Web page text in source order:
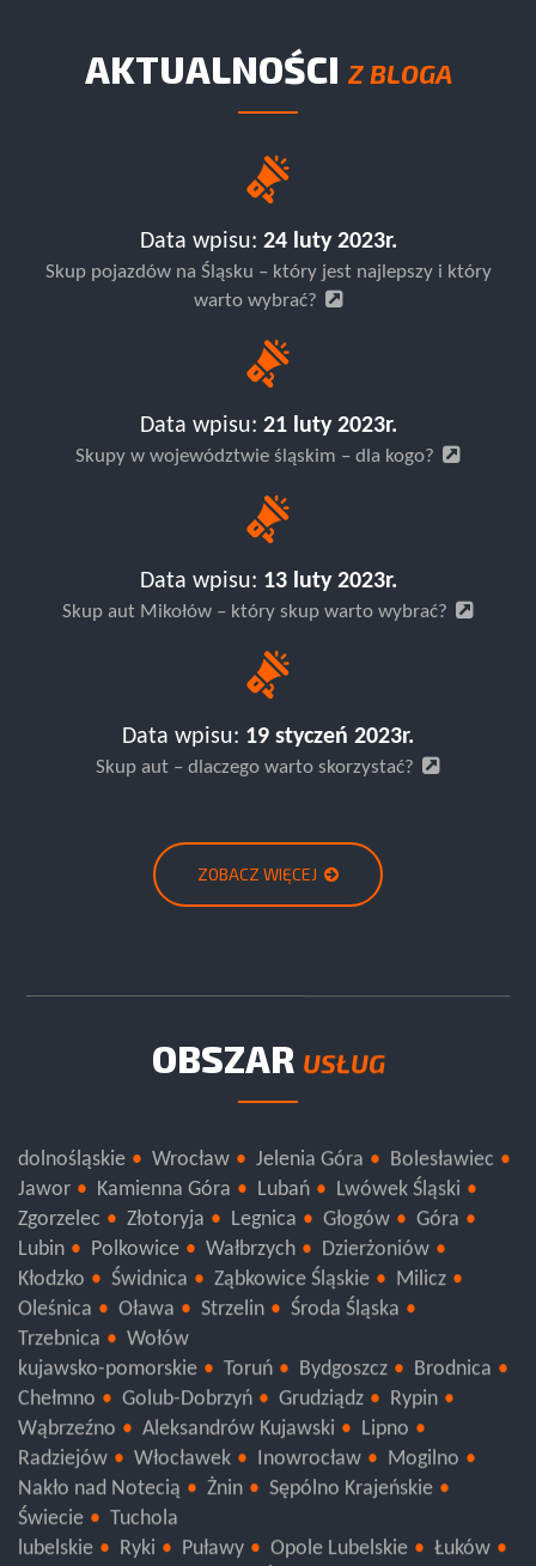
AKTUALNOŚCI Z BLOGA
Data wpisu: 24 luty 2023r.
Skup pojazdów na Śląsku – który jest najlepszy i który
warto wybrać?
Data wpisu: 21 luty 2023r.
Skupy w województwie śląskim – dla kogo?
Data wpisu: 13 luty 2023r.
Skup aut Mikołów – który skup warto wybrać?
Data wpisu: 19 styczeń 2023r.
Skup aut – dlaczego warto skorzystać?
ZOBACZ WIĘCEJ
OBSZAR
dolnośląskie Wrocław Jelenia Góra
Bolesławiec
Jawor
Kamienna Góra Lubań
Lwówek Śląski
Zgorzelec
Złotoryja Legnica Głogów
Góra
Lubin
Polkowice Wałbrzych
Dzierżoniów
Kłodzko
Świdnica Ząbkowice Śląskie
Milicz
Oleśnica
Oława
Trzebnica
Wołów
kujawsko-pomorskie
Toruń Bydgoszcz
Brodnica
Chełmno
Golub-Dobrzyń Grudziądz
Rypin
Wąbrzeźno
Aleksandrów Kujawski
Lipno
Radziejów
Włocławek Inowrocław
Mogilno
Nakło nad Notecią
Świecie
Tuchola